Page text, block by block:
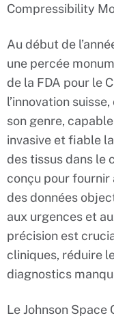
Compressibility
Au début de
une percée
de la FDA pour le
l’innovation
son genre,
invasive et fiable
des tissus dans le
conçu pour fournir
des données
aux urgences et
précision est
cliniques, réduire
diagnostics
Le Johnson Space